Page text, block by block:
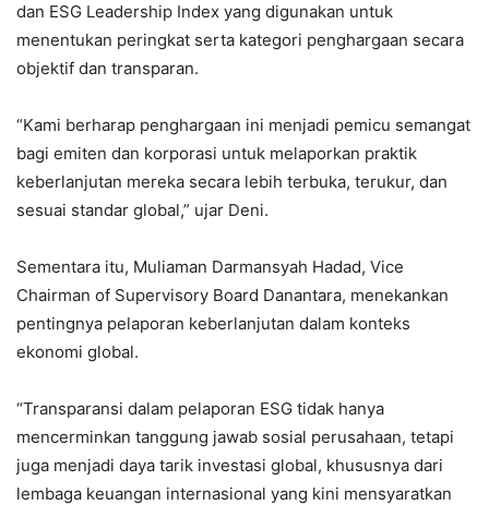
dan ESG Leadership Index yang digunakan untuk
menentukan peringkat serta kategori penghargaan secara
objektif dan transparan.
“Kami berharap penghargaan ini menjadi pemicu semangat
bagi emiten dan korporasi untuk melaporkan praktik
keberlanjutan mereka secara lebih terbuka, terukur, dan
sesuai standar global,” ujar Deni.
Sementara itu, Muliaman Darmansyah Hadad, Vice
Chairman of Supervisory Board Danantara, menekankan
pentingnya pelaporan keberlanjutan dalam konteks
ekonomi global.
“Transparansi dalam pelaporan ESG tidak hanya
mencerminkan tanggung jawab sosial perusahaan, tetapi
juga menjadi daya tarik investasi global, khususnya dari
lembaga keuangan internasional yang kini mensyaratkan